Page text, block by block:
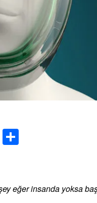
Gmail
eğer insanda yoksa